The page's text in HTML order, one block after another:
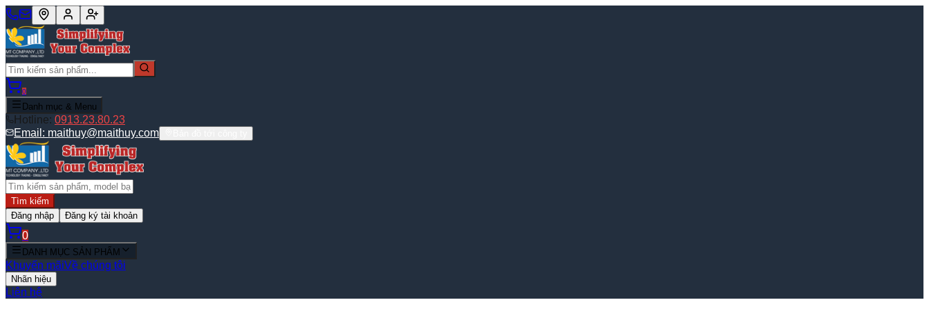
0
Danh mục & Menu
Hotline: 0913.23.80.23
Email: maithuy@maithuy.com
Tìm kiếm
Đăng nhập
Đăng ký tài khoản
0
DANH MỤC SẢN PHẨM
Khuyến mãiVề chúng tôi
Nhãn hiệu
Liên hệ